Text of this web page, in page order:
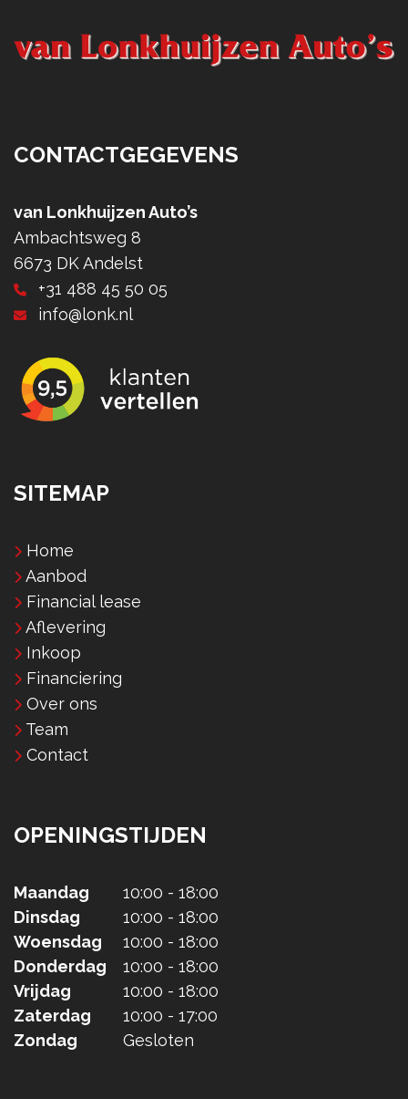
CONTACTGEGEVENS
van Lonkhuijzen Auto’s
Ambachtsweg 8
6673 DK Andelst
+31 488 45 50 05
info@lonk.nl
SITEMAP
Home
Aanbod
Financial lease
Aflevering
Inkoop
Financiering
Over ons
Team
Contact
OPENINGSTIJDEN
Maandag
10:00 - 18:00
Dinsdag
10:00 - 18:00
Woensdag
10:00 - 18:00
Donderdag
10:00 - 18:00
Vrijdag
10:00 - 18:00
Zaterdag
10:00 - 17:00
Zondag
Gesloten